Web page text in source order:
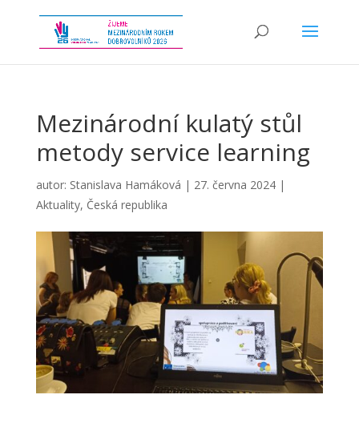
Mezinárodní kulatý stůl
metody service learning
autor: Stanislava Hamáková | 27. června 2024|
Aktuality, Česká republika